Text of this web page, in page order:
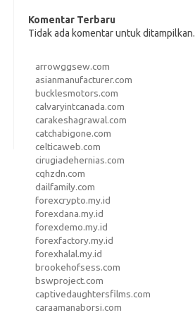
Komentar Terbaru
Tidak ada komentar untuk ditampilkan.
arrowggsew.com
asianmanufacturer.com
bucklesmotors.com
calvaryintcanada.com
carakeshagrawal.com
catchabigone.com
celticaweb.com
cirugiadehernias.com
cqhzdn.com
dailfamily.com
forexcrypto.my.id
forexdana.my.id
forexdemo.my.id
forexfactory.my.id
forexhalal.my.id
brookehofsess.com
bswproject.com
captivedaughtersfilms.com
caraamanaborsi.com